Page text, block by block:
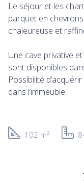
Le séjour et les
parquet en
chaleureuse et
Une cave privative
sont disponibles
Possibilité
dans l’immeuble.
102 m²